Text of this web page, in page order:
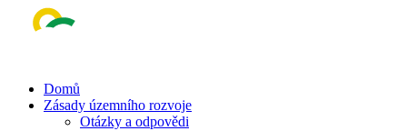
Menu
Domů
Zásady územního rozvoje
Otázky a odpovědi